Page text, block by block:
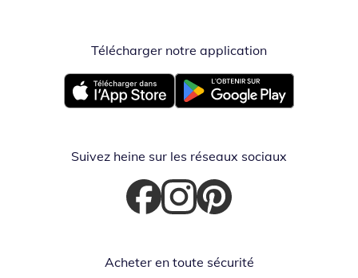
Télécharger notre application
Opent in nieuw vensterOpent in nieuw venster
Suivez heine sur les réseaux sociaux
Opent in nieuw venster
Opent in nieuw venster
Opent in nieuw venster
Acheter en toute sécurité